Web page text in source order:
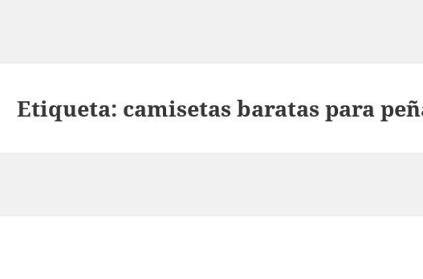
Etiqueta: camisetas baratas para